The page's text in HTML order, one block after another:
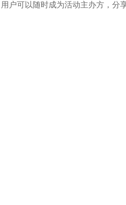
户可以随时成为活动主办方，分